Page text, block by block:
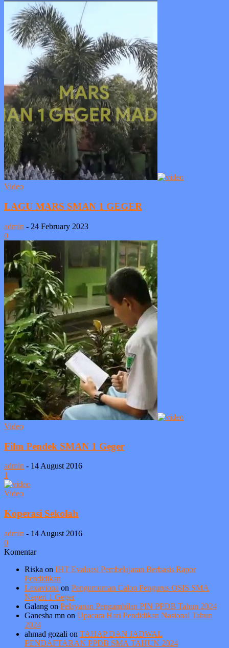
Video
LAGU MARS SMAN 1 GEGER
admin - 24 February 2023
0
Video
Film Pendek SMAN 1 Geger
admin - 14 August 2016
1
Video
Koperasi Sekolah
admin - 14 August 2016
0
Komentar
Riska on IHT Evaluasi Pembelajaran Berbasis Rapor
Pendidikan
Lexaviona on Pengumuman Calon Pengurus OSIS SMA
Negeri 1 Geger
Galang on Pelayanan Pengambilan PIN PPDB Tahun 2024
Ganesha mn on Upacara Hari Pendidikan Nasional Tahun
2024
ahmad gozali on TAHAP DAN JADWAL
PENDAFTARAN PPDB SMA TAHUN 2024